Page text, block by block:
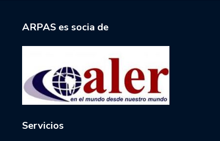
ARPAS es socia de
Servicios